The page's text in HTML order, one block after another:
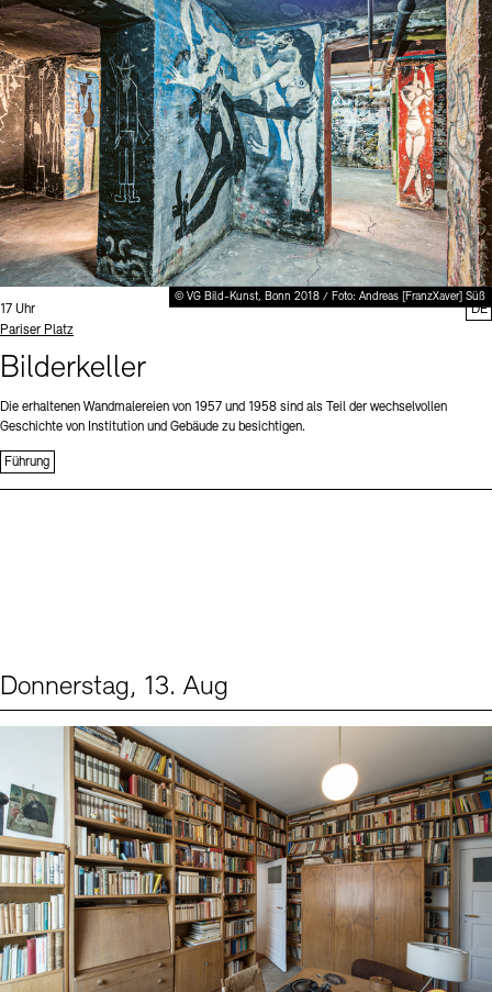
Stellenangebote Newsletter Presse
Nachhaltigkeit Kontakt
Digitale Sammlungen Exil-Archive
© VG Bild-Kunst, Bonn 2018 / Foto: Andreas [FranzXaver] Süß
Uhrzeit:
17 Uhr
Standort
Pariser Platz
Bilderkeller
Die erhaltenen Wandmalereien von 1957 und 1958 sind als Teil der wechselvollen
Geschichte von Institution und Gebäude zu besichtigen.
Führung
DE
Donnerstag, 13. Aug